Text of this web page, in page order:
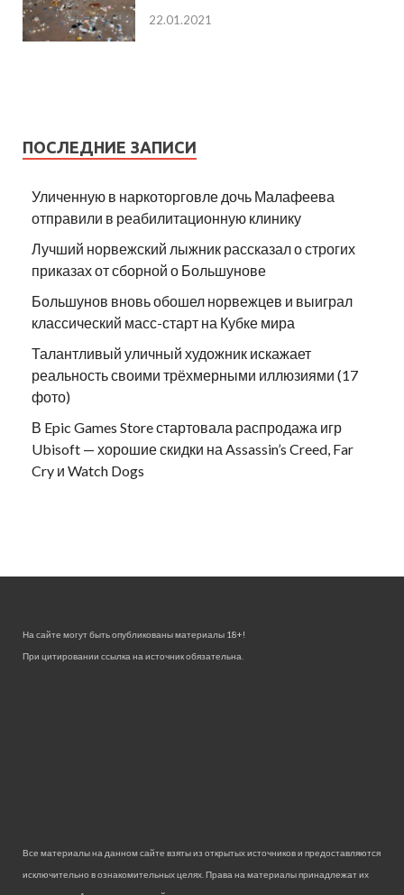
22.01.2021
ПОСЛЕДНИЕ ЗАПИСИ
Уличенную в наркоторговле дочь Малафеева
отправили в реабилитационную клинику
Лучший норвежский лыжник рассказал о строгих
приказах от сборной о Большунове
Большунов вновь обошел норвежцев и выиграл
классический масс-старт на Кубке мира
Талантливый уличный художник искажает
реальность своими трёхмерными иллюзиями (17
фото)
В Epic Games Store стартовала распродажа игр
Ubisoft — хорошие скидки на Assassin’s Creed, Far
Cry и Watch Dogs
На сайте могут быть опубликованы материалы 18+!
При цитировании ссылка на источник обязательна.
Все материалы на данном сайте взяты из открытых источников и предоставляются
исключительно в ознакомительных целях. Права на материалы принадлежат их